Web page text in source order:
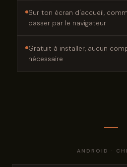
Sur ton écran d'accueil,
passer par le navigateur
Gratuit à installer, aucun
nécessaire
ANDROID ·